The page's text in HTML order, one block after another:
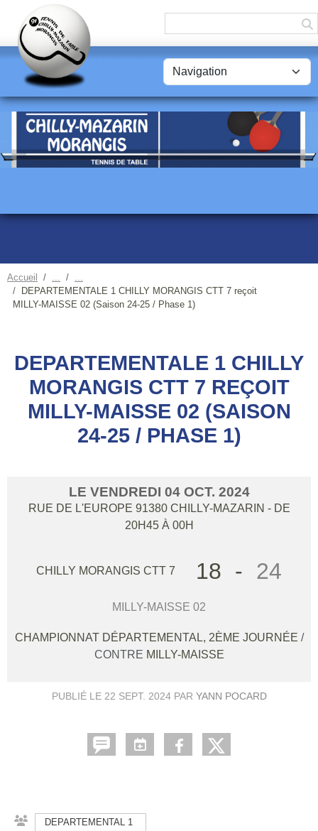
Accueil
DEPARTEMENTALE 1 CHILLY MORANGIS CTT 7 reçoit
MILLY-MAISSE 02 (Saison 24-25 / Phase 1)
DEPARTEMENTALE 1 CHILLY
MORANGIS CTT 7 REÇOIT
MILLY-MAISSE 02 (SAISON
24-25 / PHASE 1)
LE VENDREDI 04 OCT. 2024
RUE DE L'EUROPE 91380 CHILLY-MAZARIN - DE
20H45 À 00H
CHILLY MORANGIS CTT 7 18 - 24
MILLY-MAISSE 02
CHAMPIONNAT DÉPARTEMENTAL, 2ÈME JOURNÉE /
CONTRE MILLY-MAISSE
PUBLIÉ LE 22 SEPT. 2024PAR YANN POCARD
DEPARTEMENTAL 1
Panneau de gestion des cookies